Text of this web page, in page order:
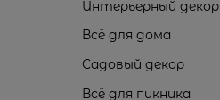
Интерьерный декор
Всё для дома
Садовый декор
Всё для пикника